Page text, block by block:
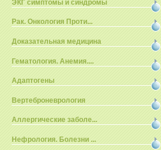
ЭКГ симптомы и синдромы
Рак. Онкология Проти...
Доказательная медицина
Гематология. Анемия....
Адаптогены
Вертеброневрология
Аллергические заболе...
Нефрология. Болезни ...